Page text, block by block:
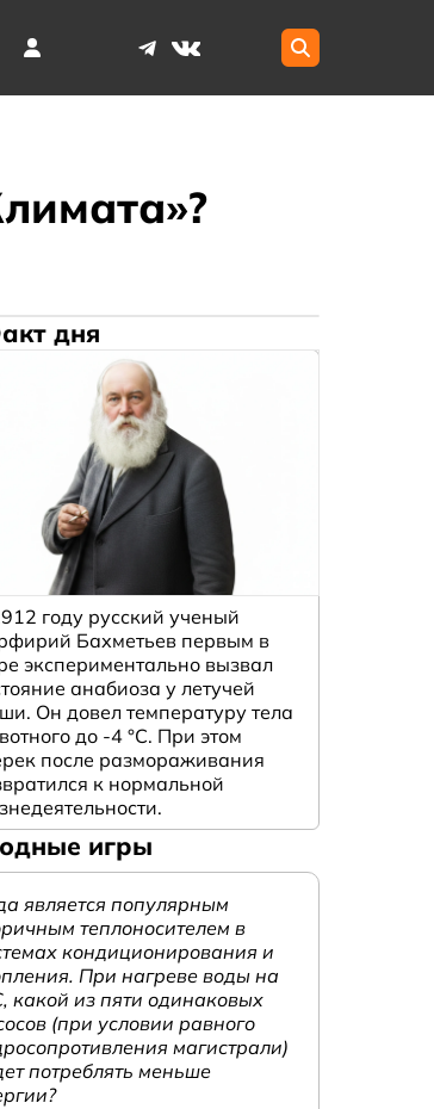
дня
году русский ученый
Бахметьев первым в
экспериментально вызвал
анабиоза у летучей
Он довел температуру тела
до -4 °C. При этом
после размораживания
к нормальной
игры
является популярным
теплоносителем в
кондиционирования и
При нагреве воды на
какой из пяти одинаковых
(при условии равного
магистрали)
потреблять меньше